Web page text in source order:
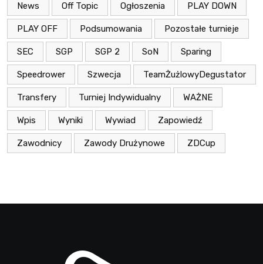
News Off Topic Ogłoszenia PLAY DOWN
PLAY OFF Podsumowania Pozostałe turnieje
SEC SGP SGP 2 SoN Sparing
Speedrower Szwecja TeamŻużlowyDegustator
Transfery Turniej Indywidualny WAŻNE
Wpis Wyniki Wywiad Zapowiedź
Zawodnicy Zawody Drużynowe ZDCup